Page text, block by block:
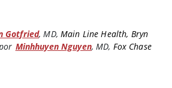
Gotfried,MD, Main Line Health, Bryn
Minhhuyen Nguyen,MD, Fox Chase